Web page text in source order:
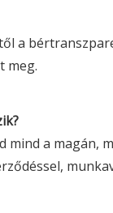
a
meg.
mind a magán,